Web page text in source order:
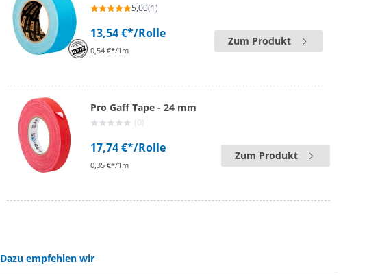
5,00(1)
13,54 €*/Rolle
0,54 €*/1m
Zum Produkt
Pro Gaff Tape - 24 mm
(0)
17,74 €*/Rolle
0,35 €*/1m
Zum Produkt
Dazu empfehlen wir